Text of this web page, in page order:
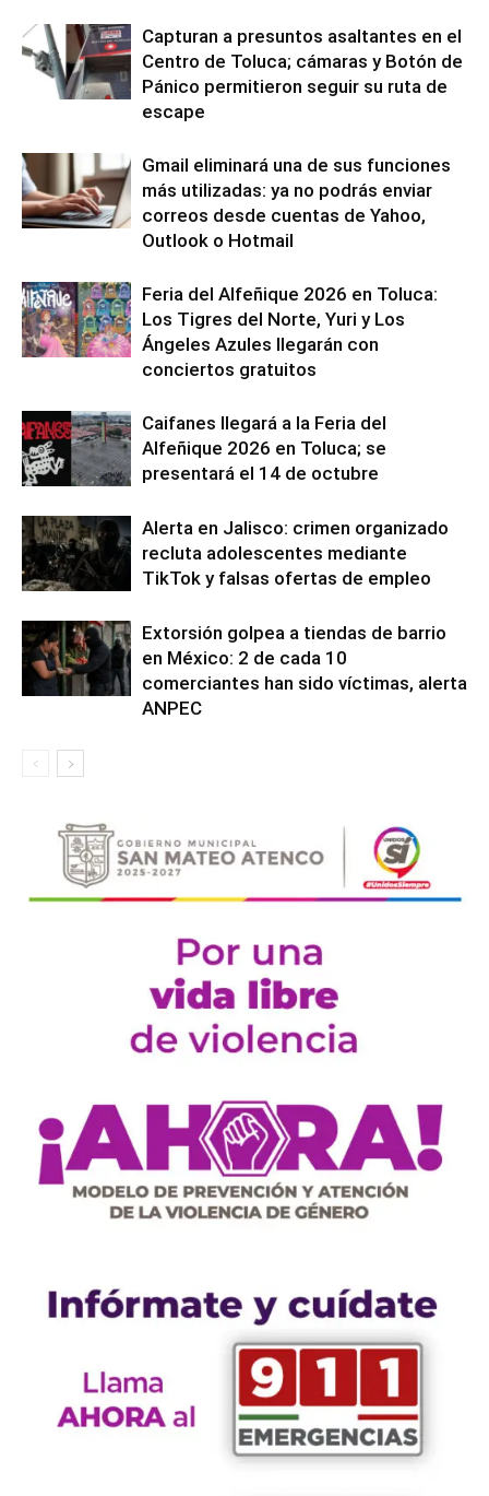
Capturan a presuntos asaltantes en el
Centro de Toluca; cámaras y Botón de
Pánico permitieron seguir su ruta de
escape
Gmail eliminará una de sus funciones
más utilizadas: ya no podrás enviar
correos desde cuentas de Yahoo,
Outlook o Hotmail
Feria del Alfeñique 2026 en Toluca:
Los Tigres del Norte, Yuri y Los
Ángeles Azules llegarán con
conciertos gratuitos
Caifanes llegará a la Feria del
Alfeñique 2026 en Toluca; se
presentará el 14 de octubre
Alerta en Jalisco: crimen organizado
recluta adolescentes mediante
TikTok y falsas ofertas de empleo
Extorsión golpea a tiendas de barrio
en México: 2 de cada 10
comerciantes han sido víctimas, alerta
ANPEC